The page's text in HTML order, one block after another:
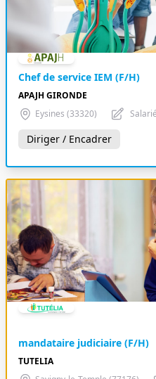
Chef de service IEM (F/H)
APAJH GIRONDE
Eysines (33320)
Diriger / Encadrer
mandataire judiciaire (F/H)
TUTELIA